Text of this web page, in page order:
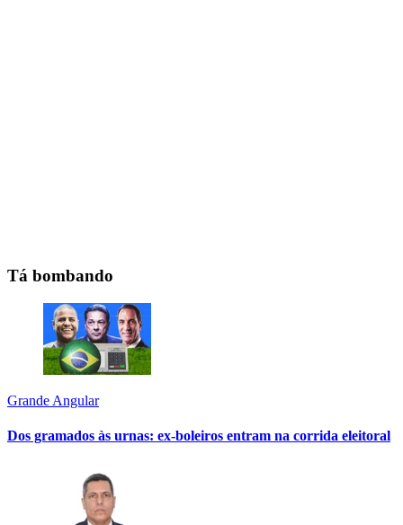
Tá bombando
Grande Angular
Dos gramados às urnas: ex-boleiros entram na corrida eleitoral